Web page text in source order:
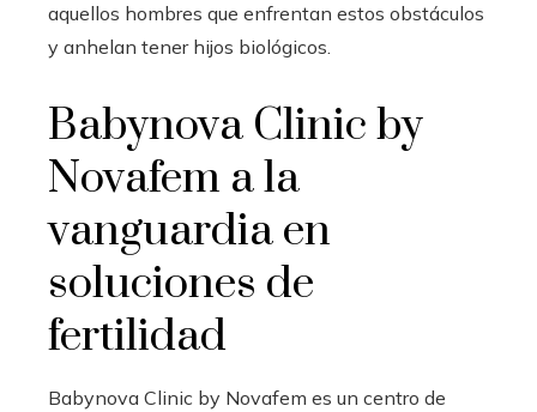
aquellos hombres que enfrentan estos obstáculos
y anhelan tener hijos biológicos.
Babynova Clinic by
Novafem a la
vanguardia en
soluciones de
fertilidad
Babynova Clinic by Novafem es un centro de